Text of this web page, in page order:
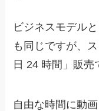
ビジネスモデル
も同じですが、
日 24 時間」販売
自由な時間に動